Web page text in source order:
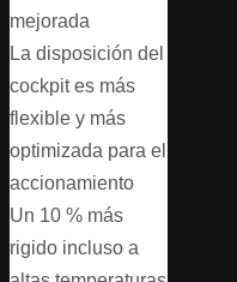
mejorada
La disposición del
cockpit es más
flexible y más
optimizada para el
accionamiento
Un 10 % más
rigido incluso a